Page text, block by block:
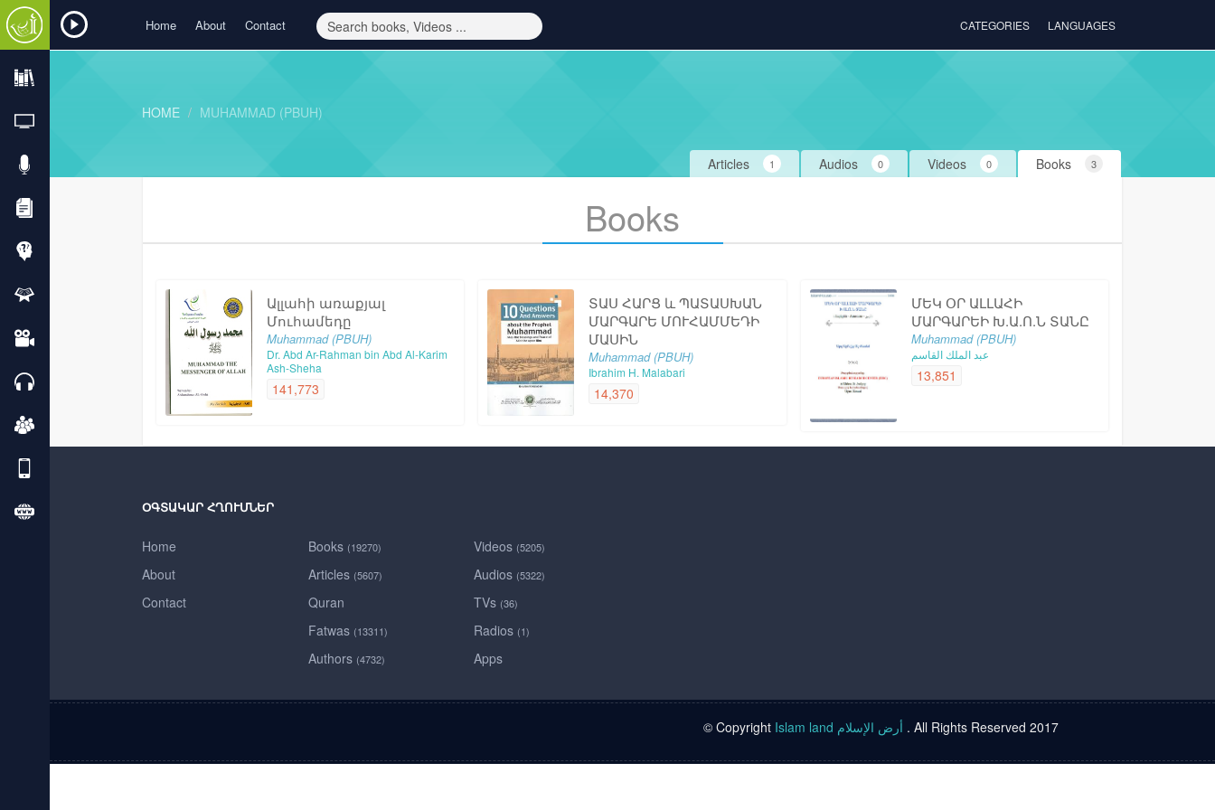
Home About Contact CATEGORIES LANGUAGES
HOME MUHAMMAD (PBUH)
Books 3
Videos 0
Audios 0
Articles 1
Books
Ալլահի առաքյալ
Մուհամեդը
Muhammad (PBUH)
Dr. Abd Ar-Rahman bin Abd Al-Karim
Ash-Sheha
141,773
ՏԱՍ ՀԱՐՑ և ՊԱՏԱՍԽԱՆ
ՄԱՐԳԱՐԵ ՄՈՒՀԱՄՄԵԴԻ
ՄԱՍԻՆ
Muhammad (PBUH)
Ibrahim H. Malabari
14,370
ՄԵԿ ՕՐ ԱԼԼԱՀԻ
ՄԱՐԳԱՐԵԻ Խ.Ա.Ո.Ն ՏԱՆԸ
Muhammad (PBUH)
عبد الملك القاسم
13,851
ՕԳՏԱԿԱՐ ՀՂՈՒՄՆԵՐ
Home
About
Contact
Books (19270)
Articles (5607)
Quran
Fatwas (13311)
Authors (4732)
Videos (5205)
Audios (5322)
TVs (36)
Radios (1)
Apps
© Copyright Islam land أرض الإسلام . All Rights Reserved 2017